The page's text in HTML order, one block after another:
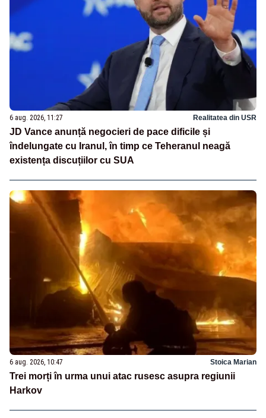
6 aug. 2026, 11:27 Realitatea din USR
JD Vance anunță negocieri de pace dificile și
îndelungate cu Iranul, în timp ce Teheranul neagă
existența discuțiilor cu SUA
6 aug. 2026, 10:47 Stoica Marian
Trei morți în urma unui atac rusesc asupra regiunii
Harkov